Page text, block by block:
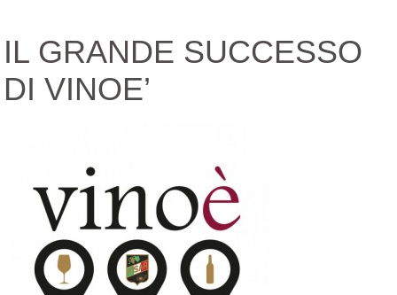
IL GRANDE SUCCESSO
DI VINOE’